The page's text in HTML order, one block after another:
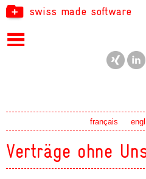
swiss made software
français
Verträge ohne